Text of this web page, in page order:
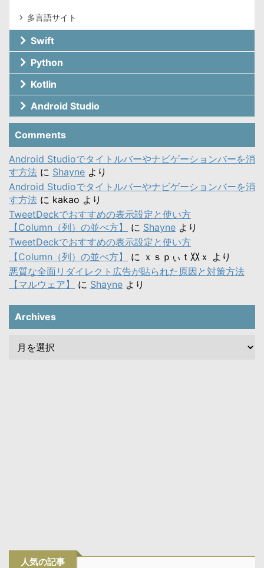
多言語サイト
Swift
Python
Kotlin
Android Studio
Comments
Android Studioでタイトルバーやナビゲーションバーを消
す方法 に Shayne より
Android Studioでタイトルバーやナビゲーションバーを消
す方法 に kakao より
TweetDeckでおすすめの表示設定と使い方
【Column（列）の並べ方】
に Shayne より
TweetDeckでおすすめの表示設定と使い方
【Column（列）の並べ方】
に ｘｓｐぃｔ〷ｘ より
悪質な全面リダイレクト広告が貼られた原因と対策方法
【マルウェア】
に Shayne より
Archives
人気の記事